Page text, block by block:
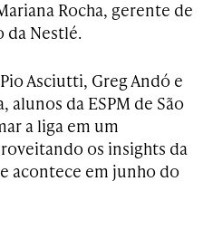
Rocha, gerente de
da Nestlé.
Asciutti, Greg Andó e
alunos da ESPM de São
a liga em um
os insights da
acontece em junho do